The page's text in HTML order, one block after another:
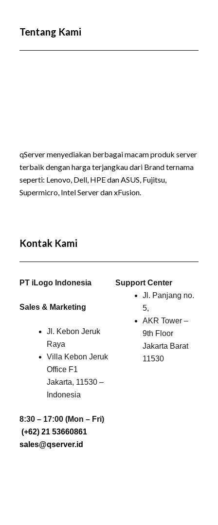
Tentang Kami
qServer menyediakan berbagai macam produk server
terbaik dengan harga terjangkau dari Brand ternama
seperti: Lenovo, Dell, HPE dan ASUS, Fujitsu,
Supermicro, Intel Server dan xFusion.
Kontak Kami
PT iLogo Indonesia
Sales & Marketing
Jl. Kebon Jeruk
Raya
Villa Kebon Jeruk
Office F1
Jakarta, 11530 –
Indonesia
8:30 – 17:00 (Mon – Fri)
(+62) 21 53660861
sales@qserver.id
Support Center
Jl. Panjang no.
5,
AKR Tower –
9th Floor
Jakarta Barat
11530